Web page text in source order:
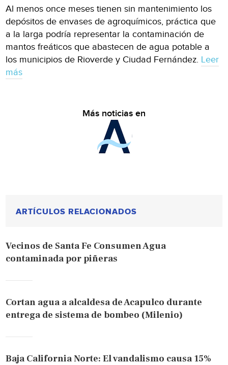
Al menos once meses tienen sin mantenimiento los
depósitos de envases de agroquímicos, práctica que
a la larga podría representar la contaminación de
mantos freáticos que abastecen de agua potable a
los municipios de Rioverde y Ciudad Fernández. Leer
más
Más noticias en
ARTÍCULOS RELACIONADOS
Vecinos de Santa Fe Consumen Agua
contaminada por piñeras
Cortan agua a alcaldesa de Acapulco durante
entrega de sistema de bombeo (Milenio)
Baja California Norte: El vandalismo causa 15%